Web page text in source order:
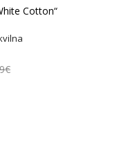
Cotton“